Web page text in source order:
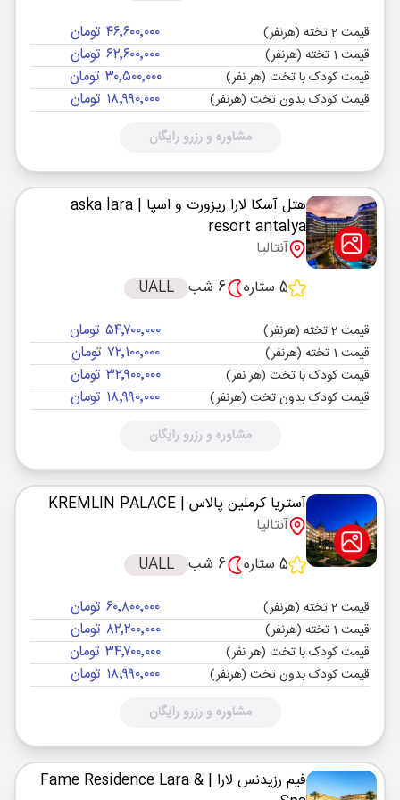
قیمت 2 تخته (هرنفر) ۴۶٬۶۰۰٬۰۰۰ تومان
قیمت 1 تخته (هرنفر) ۶۲٬۶۰۰٬۰۰۰ تومان
قیمت کودک با تخت (هر نفر) ۳۰٬۵۰۰٬۰۰۰ تومان
قیمت کودک بدون تخت (هرنفر) ۱۸٬۹۹۰٬۰۰۰ تومان
مشاوره و رزرو رایگان
هتل آسکا لارا ریزورت و اسپا
| aska lara
resort antalya
آنتالیا
5 ستاره
6 شب UALL
قیمت 2 تخته (هرنفر) ۵۴٬۷۰۰٬۰۰۰ تومان
قیمت 1 تخته (هرنفر) ۷۲٬۱۰۰٬۰۰۰ تومان
قیمت کودک با تخت (هر نفر) ۳۲٬۹۰۰٬۰۰۰ تومان
قیمت کودک بدون تخت (هرنفر) ۱۸٬۹۹۰٬۰۰۰ تومان
مشاوره و رزرو رایگان
آستریا کرملین پالاس | KREMLIN PALACE
آنتالیا
5 ستاره
6 شب UALL
قیمت 2 تخته (هرنفر) ۶۰٬۸۰۰٬۰۰۰ تومان
قیمت 1 تخته (هرنفر) ۸۲٬۲۰۰٬۰۰۰ تومان
قیمت کودک با تخت (هر نفر) ۳۴٬۷۰۰٬۰۰۰ تومان
قیمت کودک بدون تخت (هرنفر) ۱۸٬۹۹۰٬۰۰۰ تومان
مشاوره و رزرو رایگان
فیم رزیدنس لارا
| Fame Residence Lara &